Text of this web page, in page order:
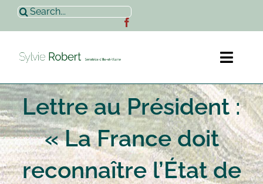
Passer
contenu
Rechercher:
Accueil
Sylvie Robert
Actualités
Lettre au Président :
« La France doit
reconnaître l’État de